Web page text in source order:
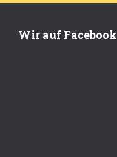
Wir auf Facebook